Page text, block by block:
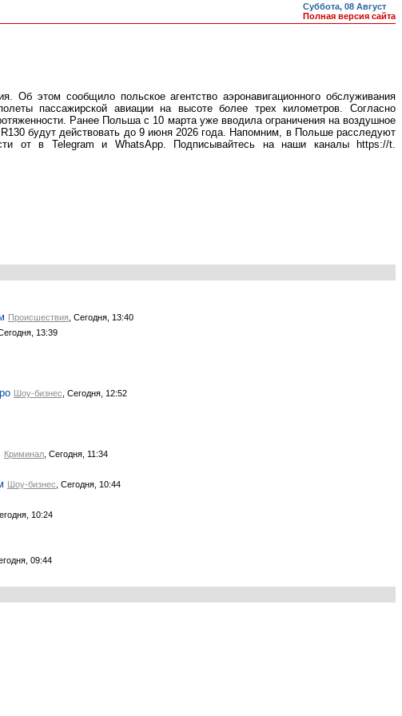
Суббота, 08 Август
Полная версия сайта
этом сообщило польское агентство аэронавигационного обслуживания
пассажирской авиации на высоте более трех километров. Согласно
Ранее Польша с 10 марта уже вводила ограничения на воздушное
будут действовать до 9 июня 2026 года. Напомним, в Польше расследуют
от в Telegram и WhatsApp. Подписывайтесь на наши каналы https://t.
Происшествия , Сегодня, 13:40
Сегодня, 13:39
Шоу-бизнес , Сегодня, 12:52
Криминал , Сегодня, 11:34
Шоу-бизнес , Сегодня, 10:44
10:24
09:44